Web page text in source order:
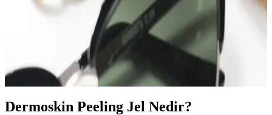
Cilt Tipine Göre Peeling Seçimi ve Uygun Peeling
Cilt tipine göre peeling seçenekleri ve doğru uygulama
yöntemleriyle cilt sağlığınızı koruyun. Uygun peeling türünü seçmek
için ipuçları ve uzman tavsiyeleri burada.
Dermoskin Peeling Jel Nedir?